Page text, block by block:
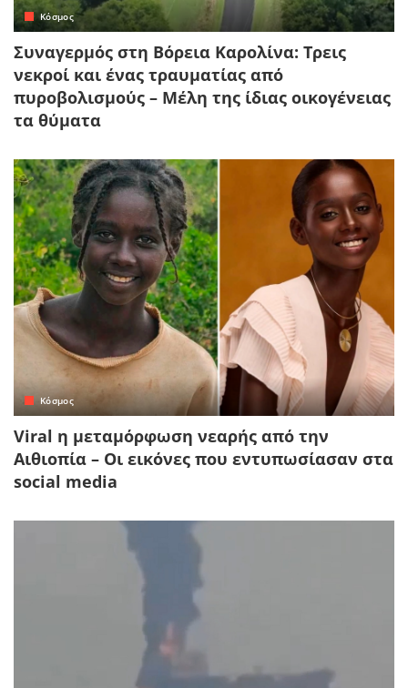
Κόσμος
Συναγερμός στη Βόρεια Καρολίνα: Τρεις
νεκροί και ένας τραυματίας από
πυροβολισμούς – Μέλη της ίδιας οικογένειας
τα θύματα
Κόσμος
Viral η μεταμόρφωση νεαρής από την
Αιθιοπία – Οι εικόνες που εντυπωσίασαν στα
social media